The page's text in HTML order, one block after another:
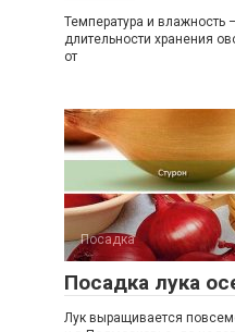
Температура и влажность
длительности хранения
от
Посадка
Посадка лука
Лук выращивается